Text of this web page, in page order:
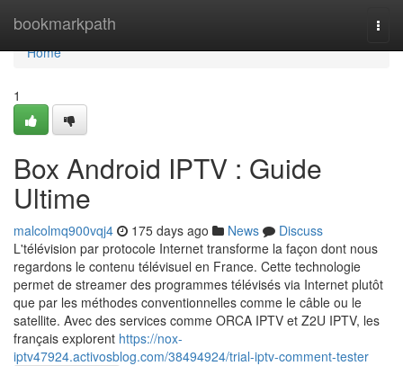
bookmarkpath
Home
Home
1
Box Android IPTV : Guide
Ultime
malcolmq900vqj4 175 days ago News
Discuss
L'télévision par protocole Internet transforme la façon dont nous
regardons le contenu télévisuel en France. Cette technologie
permet de streamer des programmes télévisés via Internet plutôt
que par les méthodes conventionnelles comme le câble ou le
satellite. Avec des services comme ORCA IPTV et Z2U IPTV, les
français explorent https://nox-
iptv47924.activosblog.com/38494924/trial-iptv-comment-tester